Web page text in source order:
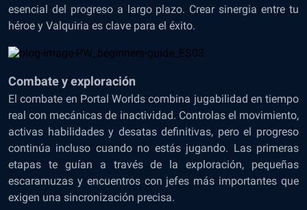
esencial del progreso a largo plazo. Crear sinergia entre tu
héroe y Valquiria es clave para el éxito.
Combate y exploración
El combate en Portal Worlds combina jugabilidad en tiempo
real con mecánicas de inactividad. Controlas el movimiento,
activas habilidades y desatas definitivas, pero el progreso
continúa incluso cuando no estás jugando. Las primeras
etapas te guían a través de la exploración, pequeñas
escaramuzas y encuentros con jefes más importantes que
exigen una sincronización precisa.